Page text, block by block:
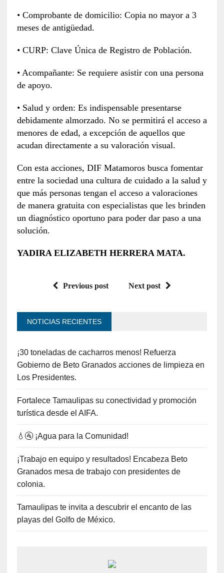
• Comprobante de domicilio: Copia no mayor a 3
meses de antigüedad.
• CURP: Clave Única de Registro de Población.
• Acompañante: Se requiere asistir con una persona
de apoyo.
• Salud y orden: Es indispensable presentarse
debidamente almorzado. No se permitirá el acceso a
menores de edad, a excepción de aquellos que
acudan directamente a su valoración visual.
Con esta acciones, DIF Matamoros busca fomentar
entre la sociedad una cultura de cuidado a la salud y
que más personas tengan el acceso a valoraciones
de manera gratuita con especialistas que les brinden
un diagnóstico oportuno para poder dar paso a una
solución.
YADIRA ELIZABETH HERRERA MATA.
Previous post Next post
NOTICIAS RECIENTES
¡30 toneladas de cacharros menos! Refuerza
Gobierno de Beto Granados acciones de limpieza en
Los Presidentes.
Fortalece Tamaulipas su conectividad y promoción
turística desde el AIFA.
💧🚰 ¡Agua para la Comunidad!
¡Trabajo en equipo y resultados! Encabeza Beto
Granados mesa de trabajo con presidentes de
colonia.
Tamaulipas te invita a descubrir el encanto de las
playas del Golfo de México.